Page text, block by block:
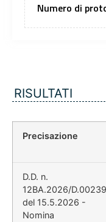
Numero di
RISULTATI
Precisazione
D.D. n.
12BA.2026/D.00239
del 15.5.2026 -
Nomina